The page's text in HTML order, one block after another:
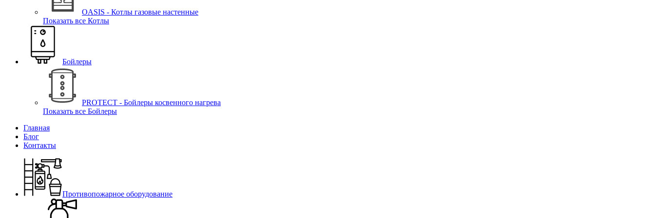
OASIS - Котлы газовые настенные
Показать все Котлы
Бойлеры
PROTECT - Бойлеры косвенного нагрева
Показать все Бойлеры
Главная
Блог
Контакты
Противопожарное оборудование